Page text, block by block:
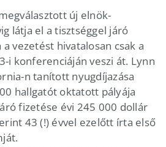
új elnök-
látja el a tisztséggel járó
vezetést hivatalosan csak a
i konferenciáján veszi át. Lynn
n tanított nyugdíjazása
hallgatót oktatott pályája
fizetése évi 245 000 dollár
43 (!) évvel ezelőtt írta első